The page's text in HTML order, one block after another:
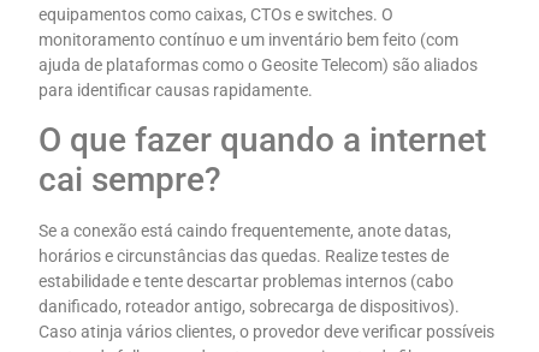
equipamentos como caixas, CTOs e switches. O
monitoramento contínuo e um inventário bem feito (com
ajuda de plataformas como o Geosite Telecom) são aliados
para identificar causas rapidamente.
O que fazer quando a internet
cai sempre?
Se a conexão está caindo frequentemente, anote datas,
horários e circunstâncias das quedas. Realize testes de
estabilidade e tente descartar problemas internos (cabo
danificado, roteador antigo, sobrecarga de dispositivos).
Caso atinja vários clientes, o provedor deve verificar possíveis